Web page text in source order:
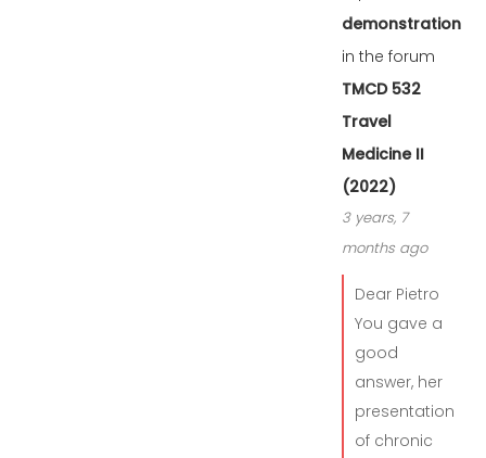
demonstration
in the forum
TMCD 532
Travel
Medicine II
(2022)
3 years, 7
months ago
Dear Pietro
You gave a
good
answer, her
presentation
of chronic